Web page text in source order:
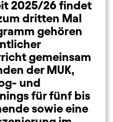
2025/26 findet
dritten Mal
gehören
gemeinsam
der MUK,
und
für fünf bis
sowie eine